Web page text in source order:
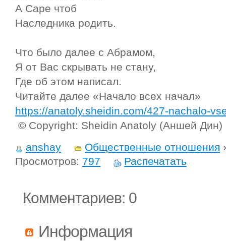
А Саре чтоб
Наследника родить.
Что было далее с Абрамом,
Я от Вас скрывать не стану,
Где об этом написал.
Читайте далее «Начало всех начал»
https://anatoly.sheidin.com/427-nachalo-
© Copyright: Sheidin Anatoly (Аншей
anshay
Общественные отношения
Просмотров: 797 Распечатать
Комментариев: 0
Информация